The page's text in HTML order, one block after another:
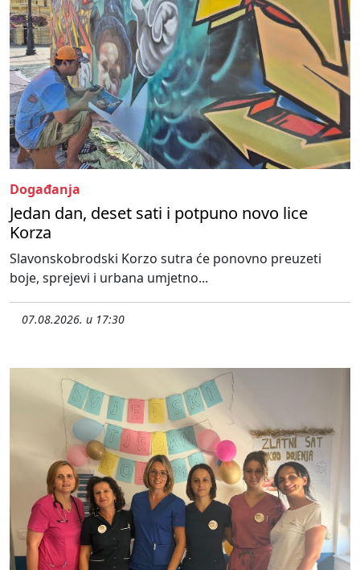
Događanja
Jedan dan, deset sati i potpuno novo lice
Korza
Slavonskobrodski Korzo sutra će ponovno preuzeti
boje, sprejevi i urbana umjetno...
07.08.2026. u 17:30